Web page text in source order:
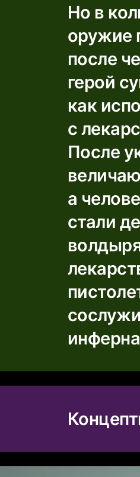
Но в
оружие
после
герой
как
с
После
а
стали